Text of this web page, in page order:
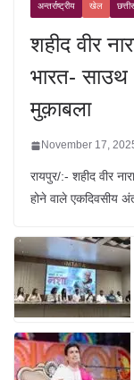
अन्तर्राष्ट्रीय खेल
शहीद वीर
भारत- साउथ
मुक़ाबला
November 17,
रायपुर/:- शहीद वीर
होने वाले एकदिवसीय